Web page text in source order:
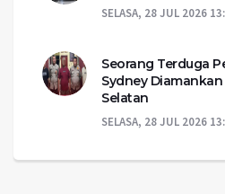
SELASA, 28 JUL 2026
Seorang Terduga
Sydney
Selatan
SELASA, 28 JUL 2026